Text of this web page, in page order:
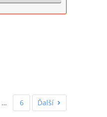
… 6 Ďalší